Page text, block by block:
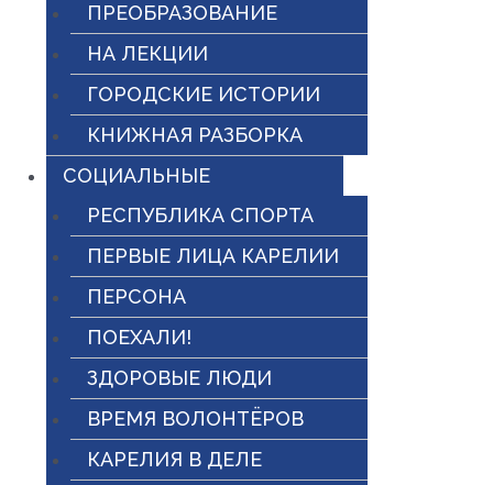
ПРЕОБРАЗОВАНИЕ
НА ЛЕКЦИИ
ГОРОДСКИЕ ИСТОРИИ
КНИЖНАЯ РАЗБОРКА
СОЦИАЛЬНЫЕ
РЕСПУБЛИКА СПОРТА
ПЕРВЫЕ ЛИЦА КАРЕЛИИ
ПЕРСОНА
ПОЕХАЛИ!
ЗДОРОВЫЕ ЛЮДИ
ВРЕМЯ ВОЛОНТЁРОВ
КАРЕЛИЯ В ДЕЛЕ